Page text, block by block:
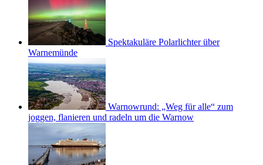
Spektakuläre Polarlichter über
Warnemünde
Warnowrund: „Weg für alle“ zum
joggen, flanieren und radeln um die Warnow